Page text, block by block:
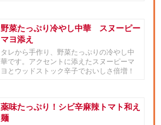
野菜たっぷり冷やし中華 スヌーピー
マヨ添え
タレから手作り、野菜たっぷりの冷やし中
華です。アクセントに添えたスヌーピーマ
ヨとウッドストック辛子でおいしさ倍増！
薬味たっぷり！シビ辛麻辣トマト和え
麺